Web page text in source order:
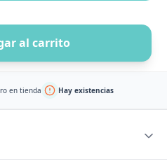
al carrito
en tienda Hay existencias